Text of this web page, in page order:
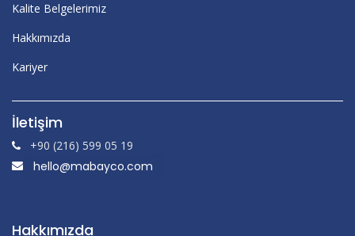
Kalite Belgelerimiz
Hakkımızda
Kariyer
İletişim
+90 (216) 599 05 19
hello@mabayco.com
Hakkımızda